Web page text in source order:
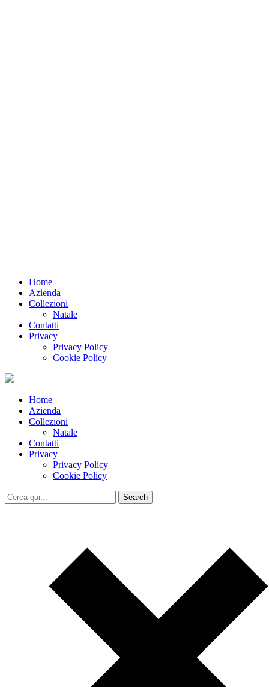
Home
Azienda
Collezioni
Natale
Contatti
Privacy
Privacy Policy
Cookie Policy
Home
Azienda
Collezioni
Natale
Contatti
Privacy
Privacy Policy
Cookie Policy